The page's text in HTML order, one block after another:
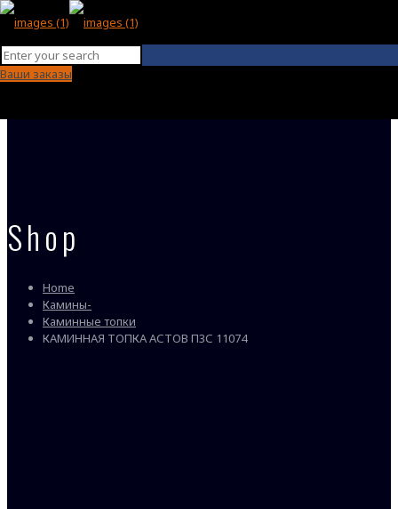
Ваши заказы
Shop
Home
Камины-
Каминные топки
КАМИННАЯ ТОПКА АСТОВ П3С 11074